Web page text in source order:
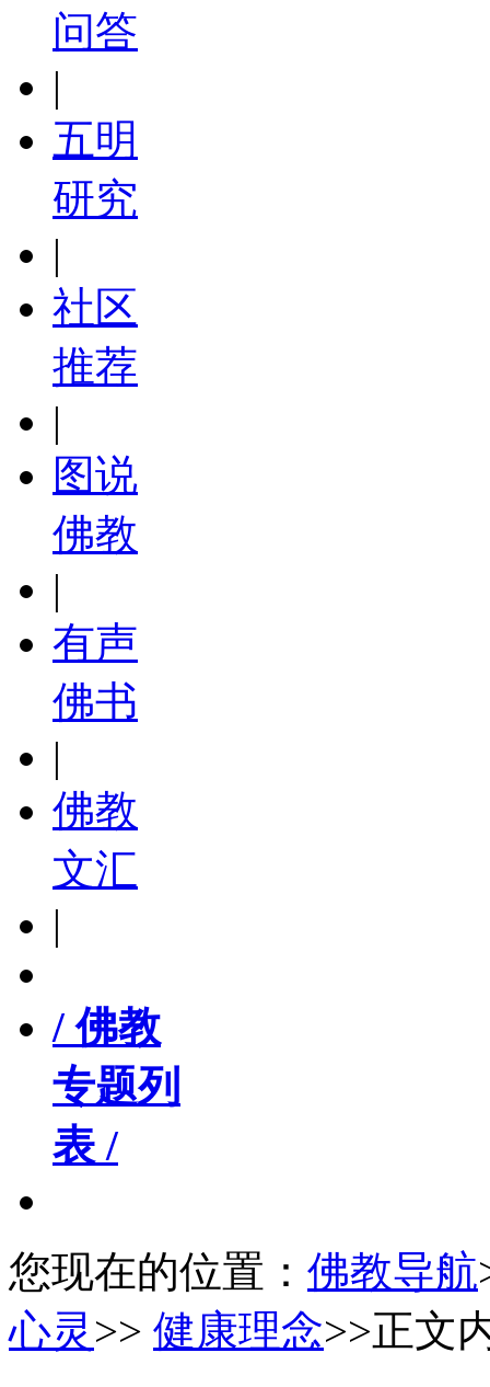
问答
|
五明
研究
|
社区
推荐
|
图说
佛教
|
有声
佛书
|
佛教
文汇
|
/ 佛教
专题列
表 /
您现在的位置： 佛教导航
心灵 >> 健康理念>>正文